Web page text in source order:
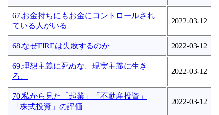
67.お金持ちにもお金にコントロールされ
ている人がいる
2022-03-12
68.なぜFIREは失敗するのか 2022-03-12
69.理想主義に死ぬな。現実主義に生き
ろ。
2022-03-12
70.私から見た「起業」「不動産投資」
「株式投資」の評価
2022-03-12